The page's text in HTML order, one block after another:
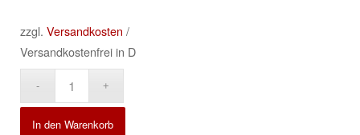
zzgl. Versandkosten /
Versandkostenfrei in D
In den Warenkorb